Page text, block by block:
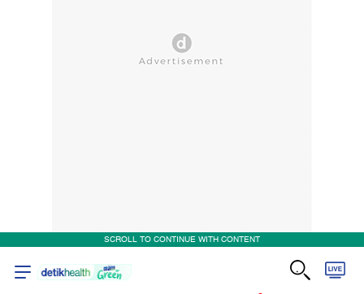
SCROLL TO CONTINUE WITH CONTENT